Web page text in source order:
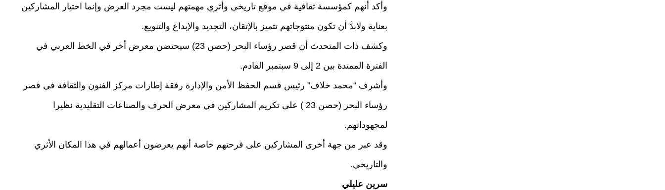
وأكد أنهم كمؤسسة ثقافية في موقع تاريخي وأثري مهمتهم ليست مجرد العرض وإنما اختيار المشاركين
بعناية ولابدَّ أن تكون منتوجاتهم تتميز بالإتقان، التجديد والإبداع والتنويع.
وكشف ذات المتحدث أن قصر رؤساء البحر (حصن 23) سيحتضن معرض أخر في الخط العربي في
الفترة الممتدة بين 2 إلى 9 سبتمبر القادم.
وأشرف “محمد خلاف” رئيس قسم الحفظ الأمن والإدارة رفقة إطارات مركز الفنون والثقافة في قصر
رؤساء البحر (حصن 23 ) على تكريم المشاركين في معرض الحرف والصناعات التقليدية نظيرا
لمجهوداتهم.
وقد عبر من جهة أخرى المشاركين على فرحتهم خاصة أنهم يعرضون أعمالهم في هذا المكان الأثري
والتاريخي.
سرين عليلي